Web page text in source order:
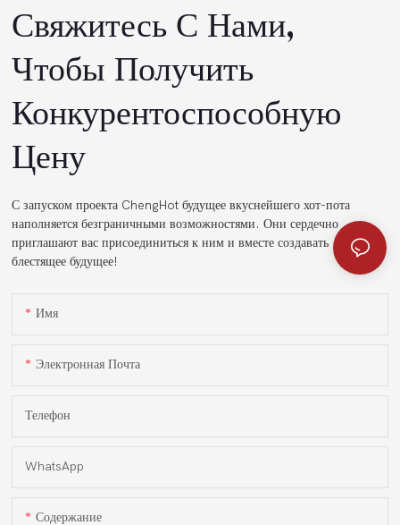
Свяжитесь С Нами,
Чтобы Получить
Конкурентоспособную
Цену
С запуском проекта ChengHot будущее вкуснейшего хот-пота
наполняется безграничными возможностями. Они сердечно
приглашают вас присоединиться к ним и вместе создавать
блестящее будущее!
Имя
Электронная Почта
Телефон
WhatsApp
Содержание